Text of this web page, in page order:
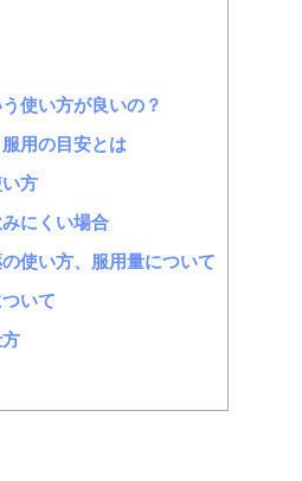
使い方が良いの？
用の目安とは
方
にくい場合
使い方、服用量について
いて